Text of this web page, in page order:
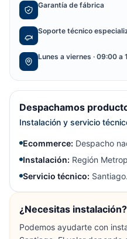
Garantía de fábrica
Soporte técnico
Lunes a viernes · 09:00 a
Despachamos
Instalación y servicio
Ecommerce: Despacho
Instalación: Región
Servicio técnico: Santiago.
¿Necesitas instalación?
Podemos ayudarte con